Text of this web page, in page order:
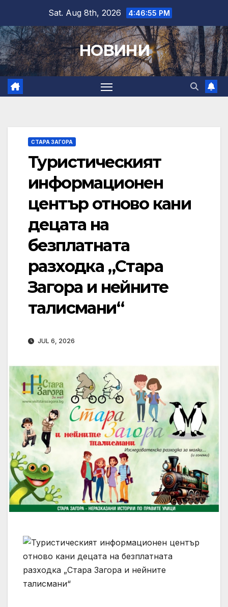
content
Sat. Aug 8th, 2026 4:46:56 PM
НОВИНИ
СТАРА ЗАГОРА
Туристическият
информационен
център отново кани
децата на
безплатната
разходка „Стара
Загора и нейните
талисмани“
JUL 6, 2026